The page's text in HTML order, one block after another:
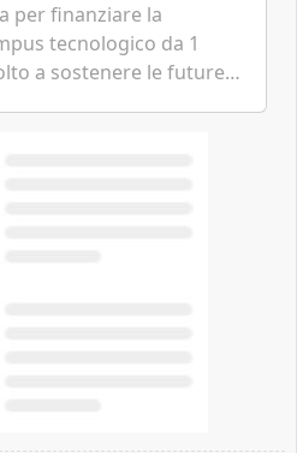
per finanziare la
tecnologico da 1
a sostenere le future